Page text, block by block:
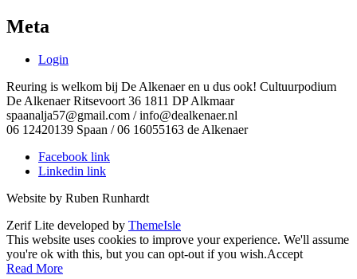
Meta
Login
Reuring is welkom bij De Alkenaer en u dus ook! Cultuurpodium
De Alkenaer Ritsevoort 36 1811 DP Alkmaar
spaanalja57@gmail.com / info@dealkenaer.nl
06 12420139 Spaan / 06 16055163 de Alkenaer
Facebook link
Linkedin link
Website by Ruben Runhardt
Zerif Lite developed by ThemeIsle
This website uses cookies to improve your experience. We'll assume
you're ok with this, but you can opt-out if you wish.Accept
Read More